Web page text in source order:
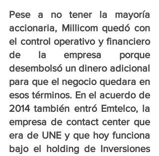
Pese a no tener la mayoría
accionaria, Millicom quedó con
el control operativo y financiero
de la empresa porque
desembolsó un dinero adicional
para que el negocio quedara en
esos términos. En el acuerdo de
2014 también entró Emtelco, la
empresa de contact center que
era de UNE y que hoy funciona
bajo el holding de Inversiones